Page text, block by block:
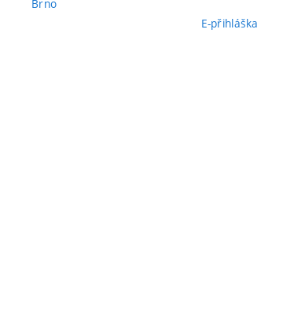
Brno
E-přihláška